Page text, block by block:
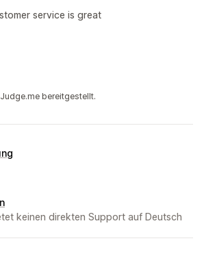
service is great
bereitgestellt.
keinen direkten Support auf Deutsch